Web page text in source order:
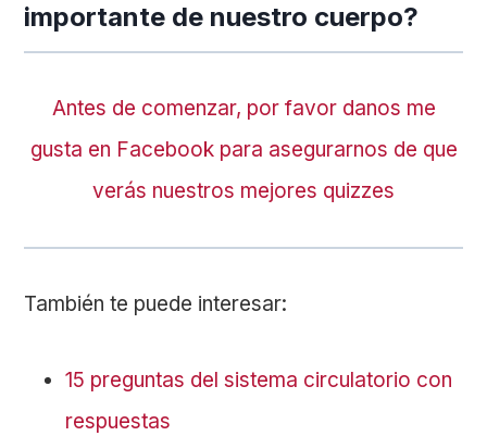
importante de nuestro cuerpo?
Antes de comenzar, por favor danos me
gusta en Facebook para asegurarnos de que
verás nuestros mejores quizzes
También te puede interesar:
15 preguntas del sistema circulatorio con
respuestas